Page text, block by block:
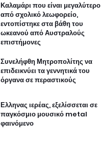
Καλαμάρι που είναι μεγαλύτερο
από σχολικό λεωφορείο,
εντοπίστηκε στα βάθη του
ωκεανού από Αυστραλούς
επιστήμονες
Συνελήφθη Μητροπολίτης να
επιδεικνύει τα γεννητικά του
όργανα σε περαστικούς
Ελληνας ιερέας, εξελίσσεται σε
παγκόσμιο μουσικό metal
φαινόμενο